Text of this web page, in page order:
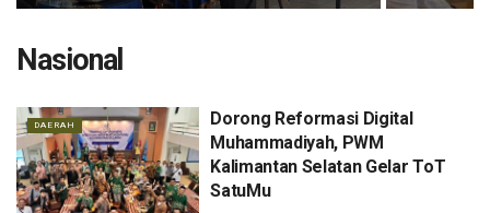
Nasional
DAERAH
Dorong Reformasi Digital
Muhammadiyah, PWM
Kalimantan Selatan Gelar ToT
SatuMu